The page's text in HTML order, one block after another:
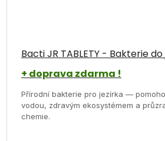
Bacti JR TABLETY - Bakterie
+ doprava zdarma !
Přírodní bakterie pro jezírka —
vodou, zdravým ekosystémem a
chemie.